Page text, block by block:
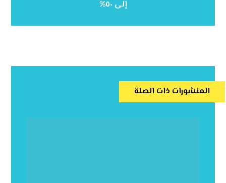
إلى ٥٠%
المنشورات ذات الصلة